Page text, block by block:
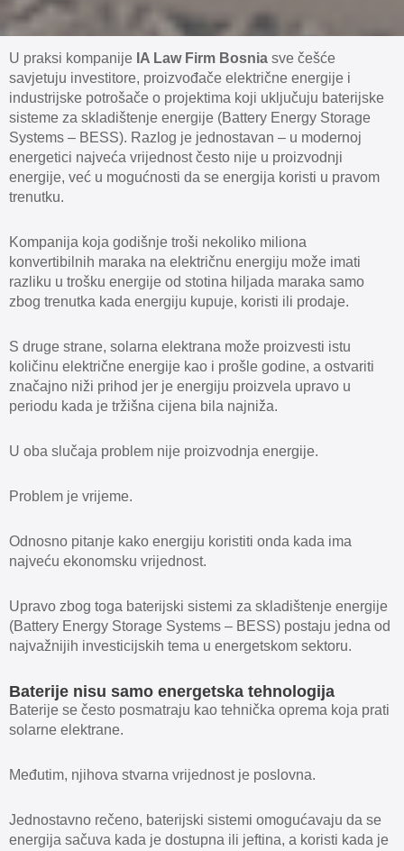
U praksi kompanije IA Law Firm Bosnia sve češće
savjetuju investitore, proizvođače električne energije i
industrijske potrošače o projektima koji uključuju baterijske
sisteme za skladištenje energije (Battery Energy Storage
Systems – BESS). Razlog je jednostavan – u modernoj
energetici najveća vrijednost često nije u proizvodnji
energije, već u mogućnosti da se energija koristi u pravom
trenutku.
Kompanija koja godišnje troši nekoliko miliona
konvertibilnih maraka na električnu energiju može imati
razliku u trošku energije od stotina hiljada maraka samo
zbog trenutka kada energiju kupuje, koristi ili prodaje.
S druge strane, solarna elektrana može proizvesti istu
količinu električne energije kao i prošle godine, a ostvariti
značajno niži prihod jer je energiju proizvela upravo u
periodu kada je tržišna cijena bila najniža.
U oba slučaja problem nije proizvodnja energije.
Problem je vrijeme.
Odnosno pitanje kako energiju koristiti onda kada ima
najveću ekonomsku vrijednost.
Upravo zbog toga baterijski sistemi za skladištenje energije
(Battery Energy Storage Systems – BESS) postaju jedna od
najvažnijih investicijskih tema u energetskom sektoru.
Baterije nisu samo energetska tehnologija
Baterije se često posmatraju kao tehnička oprema koja prati
solarne elektrane.
Međutim, njihova stvarna vrijednost je poslovna.
Jednostavno rečeno, baterijski sistemi omogućavaju da se
energija sačuva kada je dostupna ili jeftina, a koristi kada je